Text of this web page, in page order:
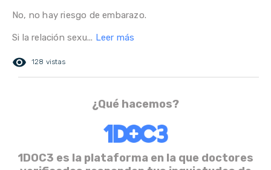
No, no hay riesgo de embarazo.
Si la relación sexu... Leer más
remove_red_eye 128 vistas
¿Qué hacemos?
1DOC3 es la plataforma en la que doctores